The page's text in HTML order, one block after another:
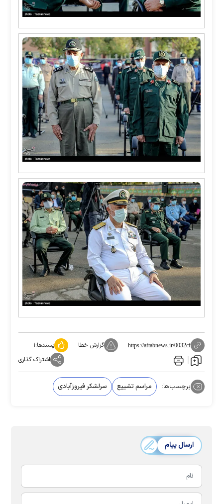
https://aftabnews.ir/0032cf گزارش خطا پسندها:۱
اشتراک گذاری
برچسب‌ها: مراسم تشییع سرلشکر فیروزآبادی
ارسال پیام